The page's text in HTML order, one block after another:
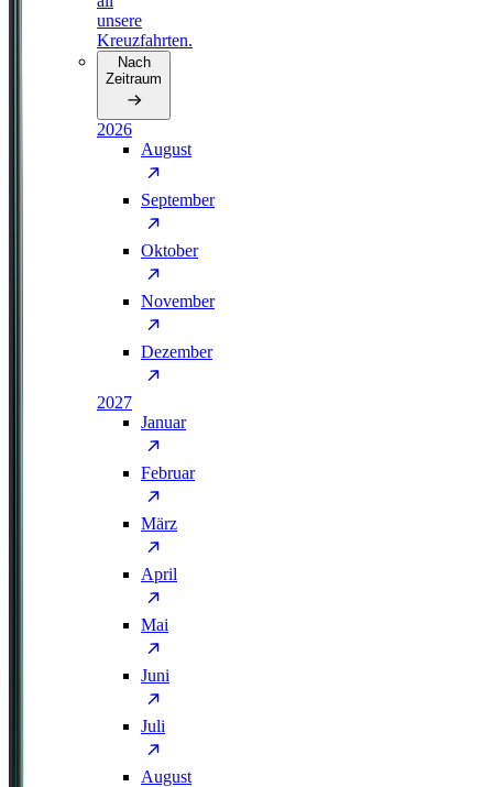
unsere
Kreuzfahrten.
Nach
Zeitraum
2026
August
September
Oktober
November
Dezember
2027
Januar
Februar
März
April
Mai
Juni
Juli
August